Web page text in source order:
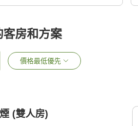
客房和方案
價格最低優先
(雙人房)